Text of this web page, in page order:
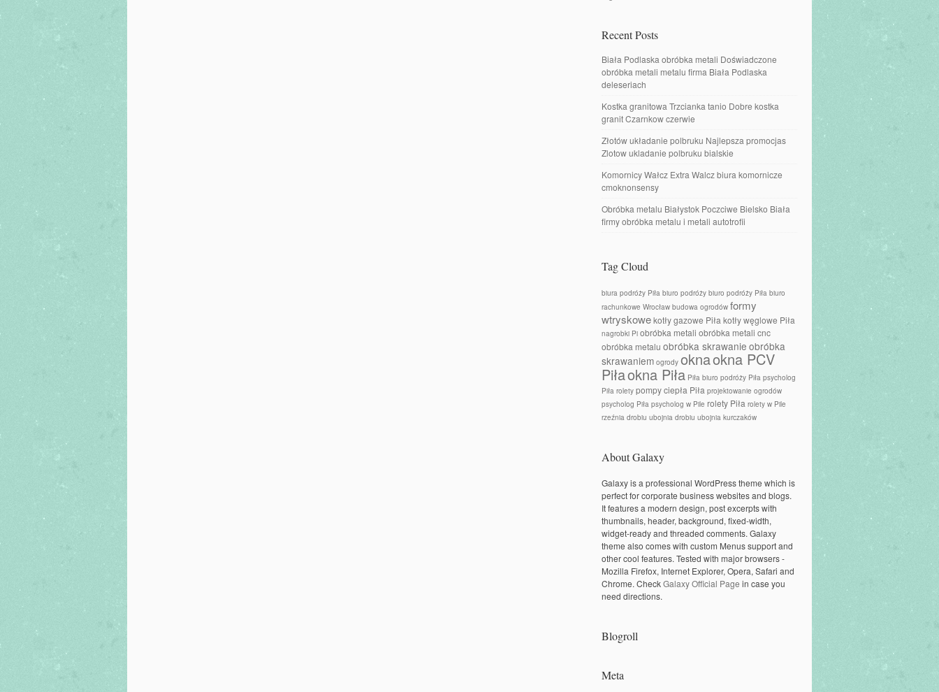
Recent Posts
Biała Podlaska obróbka metali Doświadczone
obróbka metali metalu firma Biała Podlaska
deleseriach
Kostka granitowa Trzcianka tanio Dobre kostka
granit Czarnkow czerwie
Złotów układanie polbruku Najlepsza promocjas
Zlotow ukladanie polbruku bialskie
Komornicy Wałcz Extra Walcz biura komornicze
cmoknonsensy
Obróbka metalu Białystok Poczciwe Bielsko Biała
firmy obróbka metalu i metali autotrofii
Tag Cloud
biura podróży Piła biuro podróży biuro podróży Piła biuro
rachunkowe Wrocław budowa ogrodów formy
wtryskowekotły gazowe Piła kotły węglowe Piła
nagrobki Pi obróbka metali obróbka metali cnc
obróbka metalu obróbka skrawanie obróbka
skrawaniem ogrody oknaokna PCV
Piłaokna Piła Piła biuro podróży Piła psycholog
Piła rolety pompy ciepła Piła projektowanie ogrodów
psycholog Piła psycholog w Pile rolety Piła rolety w Pile
rzeźnia drobiu ubojnia drobiu ubojnia kurczaków
About Galaxy
Galaxy is a professional WordPress theme which is
perfect for corporate business websites and blogs.
It features a modern design, post excerpts with
thumbnails, header, background, fixed-width,
widget-ready and threaded comments. Galaxy
theme also comes with custom Menus support and
other cool features. Tested with major browsers -
Mozilla Firefox, Internet Explorer, Opera, Safari and
Chrome. CheckGalaxy Official Page in case you
need directions.
Blogroll
Meta